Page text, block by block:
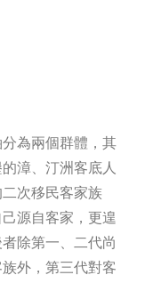
為兩個群體，其
漳、汀洲客底人
次移民客家族
源自客家，更遑
除第一、二代尚
外，第三代對客